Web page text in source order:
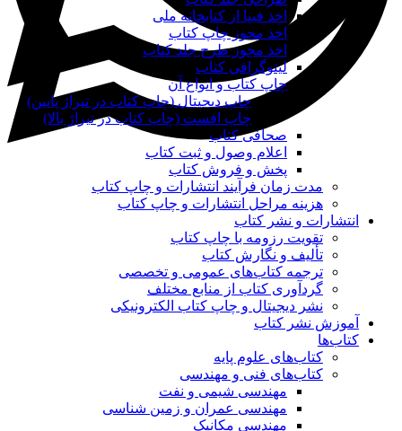
اخذ فیپا از کتابخانه ملی
اخذ مجوز چاپ کتاب
اخذ مجوز طرح جلد کتاب
لیتوگرافی کتاب
چاپ کتاب و انواع آن
چاپ دیجیتال (چاپ کتاب در تیراژ پایین)
چاپ افست (چاپ کتاب در تیراژ بالا)
صحافی کتاب
اعلام وصول و ثبت کتاب
پخش و فروش کتاب
مدت زمان فرآیند انتشارات و چاپ کتاب
هزینه مراحل انتشارات و چاپ کتاب
انتشارات و نشر کتاب
تقویت رزومه با چاپ کتاب
تألیف و نگارش کتاب
ترجمه کتاب‌های عمومی و تخصصی
گردآوری کتاب از منابع مختلف
نشر دیجیتال و چاپ کتاب الکترونیکی
آموزش نشر کتاب
کتاب‌ها
کتاب‌های علوم پایه
کتاب‌های فنی و مهندسی
مهندسی شیمی و نفت
مهندسی عمران و زمین شناسی
مهندسی مکانیک